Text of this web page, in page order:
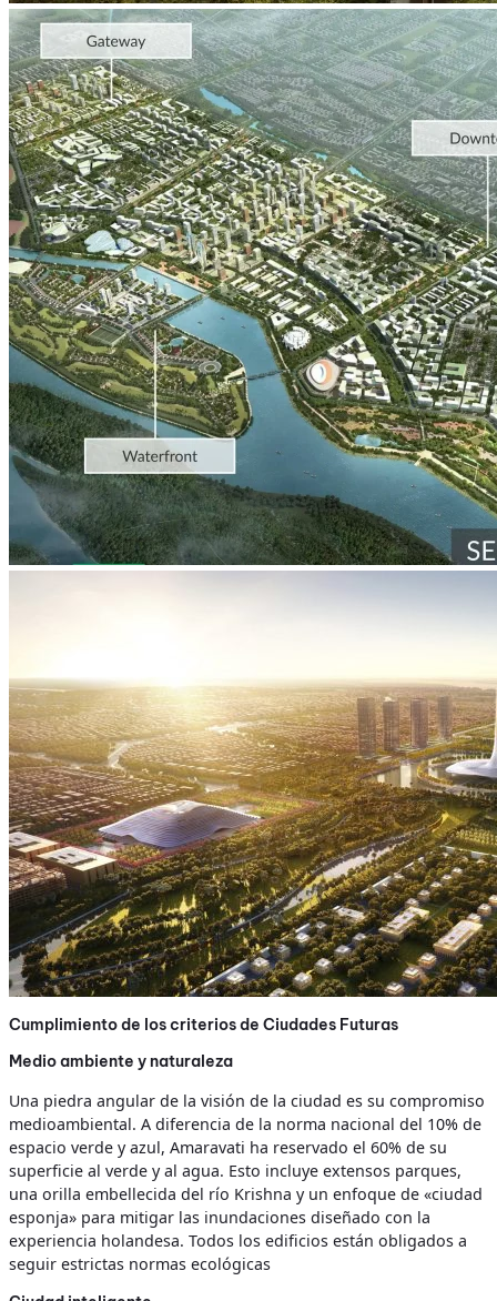
Cumplimiento de los criterios de Ciudades Futuras
Medio ambiente y naturaleza
Una piedra angular de la visión de la ciudad es su compromiso
medioambiental. A diferencia de la norma nacional del 10% de
espacio verde y azul, Amaravati ha reservado el 60% de su
superficie al verde y al agua. Esto incluye extensos parques,
una orilla embellecida del río Krishna y un enfoque de «ciudad
esponja» para mitigar las inundaciones diseñado con la
experiencia holandesa. Todos los edificios están obligados a
seguir estrictas normas ecológicas